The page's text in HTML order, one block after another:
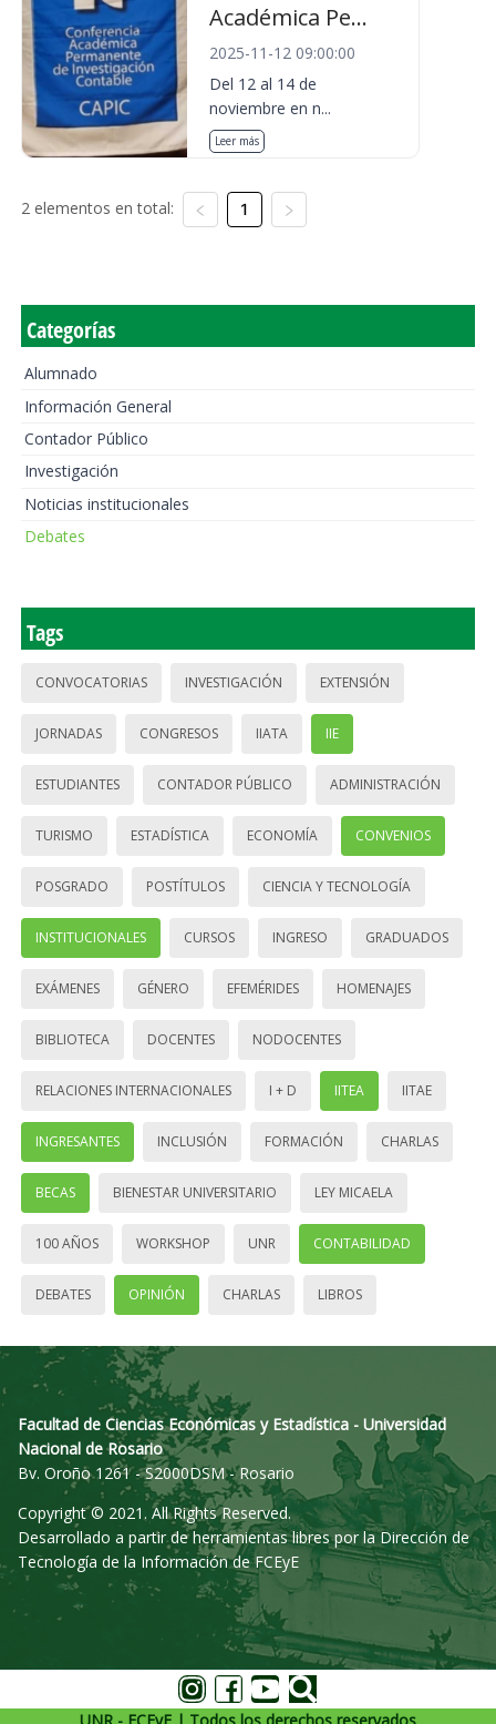
Académica Pe...
2025-11-12 09:00:00
Del 12 al 14 de
noviembre en n...
Leer más
2 elementos en total: 1
Categorías
Alumnado
Información General
Contador Público
Investigación
Noticias institucionales
Debates
Tags
CONVOCATORIAS INVESTIGACIÓN EXTENSIÓN
JORNADAS CONGRESOS IIATA IIE
ESTUDIANTES CONTADOR PÚBLICO ADMINISTRACIÓN
TURISMO ESTADÍSTICA ECONOMÍA CONVENIOS
POSGRADO POSTÍTULOS CIENCIA Y TECNOLOGÍA
INSTITUCIONALES CURSOS INGRESO GRADUADOS
EXÁMENES GÉNERO EFEMÉRIDES HOMENAJES
BIBLIOTECA DOCENTES NODOCENTES
RELACIONES INTERNACIONALES I + D IITEA IITAE
INGRESANTES INCLUSIÓN FORMACIÓN CHARLAS
BECAS BIENESTAR UNIVERSITARIO LEY MICAELA
100 AÑOS WORKSHOP UNR CONTABILIDAD
DEBATES OPINIÓN CHARLAS LIBROS
Facultad de Ciencias Económicas y Estadística - Universidad
Nacional de Rosario
Bv. Oroño 1261 - S2000DSM - Rosario
Copyright © 2021. All Rights Reserved.
Desarrollado a partir de herramientas libres por la Dirección de
Tecnología de la Información de FCEyE